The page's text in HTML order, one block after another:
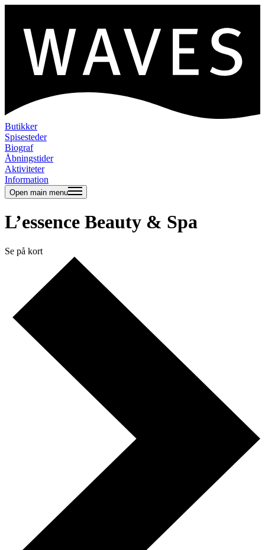
Butikker
Spisesteder
Biograf
Åbningstider
Aktiviteter
Information
Open main menu
L’essence Beauty & Spa
Se på kort